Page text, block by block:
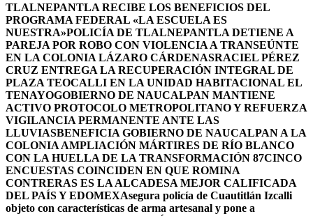
TLALNEPANTLA RECIBE LOS BENEFICIOS DEL
PROGRAMA FEDERAL «LA ESCUELA ES
NUESTRA»POLICÍA DE TLALNEPANTLA DETIENE A
PAREJA POR ROBO CON VIOLENCIA A TRANSEÚNTE
EN LA COLONIA LÁZARO CÁRDENASRACIEL PÉREZ
CRUZ ENTREGA LA RECUPERACIÓN INTEGRAL DE
PLAZA TEOCALLI EN LA UNIDAD HABITACIONAL EL
TENAYOGOBIERNO DE NAUCALPAN MANTIENE
ACTIVO PROTOCOLO METROPOLITANO Y REFUERZA
VIGILANCIA PERMANENTE ANTE LAS
LLUVIASBENEFICIA GOBIERNO DE NAUCALPAN A LA
COLONIA AMPLIACIÓN MÁRTIRES DE RÍO BLANCO
CON LA HUELLA DE LA TRANSFORMACIÓN 87CINCO
ENCUESTAS COINCIDEN EN QUE ROMINA
CONTRERAS ES LA ALCADESA MEJOR CALIFICADA
DEL PAÍS Y EDOMEXAsegura policía de Cuautitlán Izcalli
objeto con características de arma artesanal y pone a